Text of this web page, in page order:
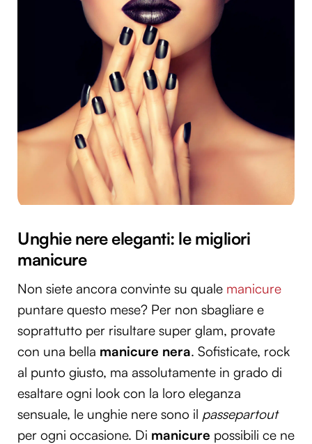
Unghie nere eleganti: le migliori
manicure
Non siete ancora convinte su quale manicure
puntare questo mese? Per non sbagliare e
soprattutto per risultare super glam, provate
con una bella manicure nera. Sofisticate, rock
al punto giusto, ma assolutamente in grado di
esaltare ogni look con la loro eleganza
sensuale, le unghie nere sono il passepartout
per ogni occasione. Di manicure possibili ce ne